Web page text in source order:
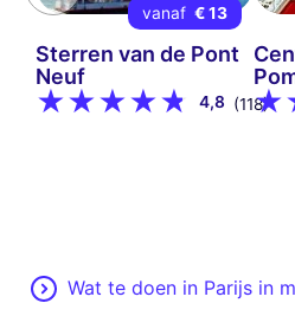
vanaf € 13
Sterren van de Pont
Neuf
4,8 (118)
Wat te doen in Parijs in